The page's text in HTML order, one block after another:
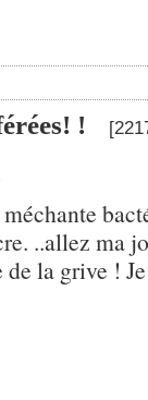
!
..allez ma
la grive !